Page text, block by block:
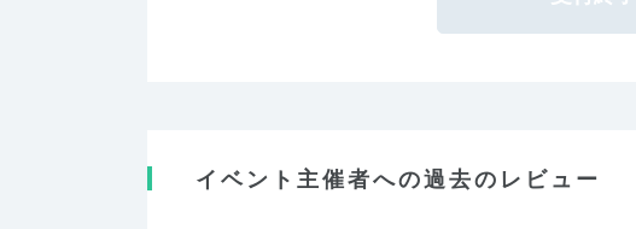
イベント主催者への過去のレビュー